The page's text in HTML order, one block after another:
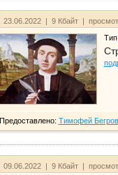
23.06.2022 | 9 Кбайт |
Тип:
Предоставлено: Тимофей Бегров
09.06.2022 | 9 Кбайт |